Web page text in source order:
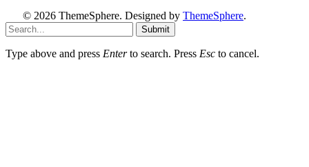
© 2026 ThemeSphere. Designed by ThemeSphere.
Submit
Type above and press Enterto search. Press Esc to cancel.